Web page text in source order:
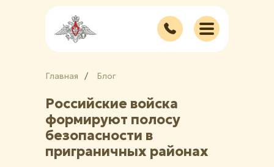
Российские войска
формируют полосу
безопасности в
приграничных районах
Главная / Блог
/